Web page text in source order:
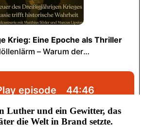
und ein Gewitter, das
die Welt in Brand setzte.